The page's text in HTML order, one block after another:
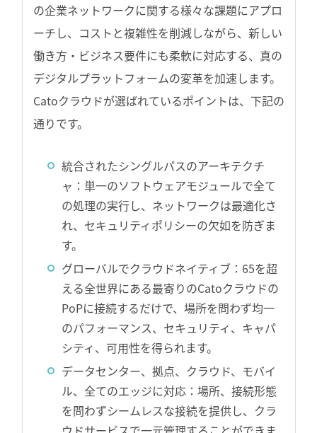
の企業ネットワークに関する様々な課題にアプロ
ーチし、コストと複雑性を削減しながら、新しい
働き方・ビジネス要件にも柔軟に対応する、真の
デジタルプラットフォームの変革を加速します。
Catoクラウドが選ばれているポイントは、下記の
通りです。
統合されたシングルパスのアーキテクチ
ャ：単一のソフトウェアモジュールで全て
の処理の実行し、ネットワークは最適化さ
れ、セキュリティポリシーの欠如を防ぎま
す。
グローバルでクラウドネイティブ：65を超
える全世界にある最寄りのCatoクラウドの
PoPに接続するだけで、場所を問わず均一
のパフォーマンス、セキュリティ、キャパ
シティ、可用性を得られます。
データセンター、拠点、クラウド、モバイ
ル、全てのエッジに対応：場所、接続形態
を問わずシームレスな接続を提供し、クラ